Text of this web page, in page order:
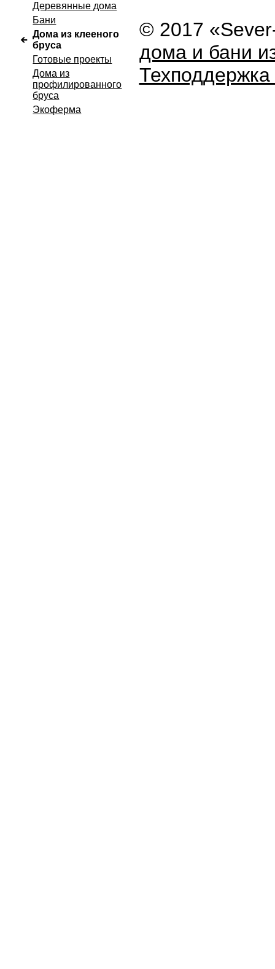
Деревянные дома
Бани
Дома из клееного
бруса
Готовые проекты
Дома из
профилированного
бруса
Экоферма
© 2017
дома и бани
Техподдержка